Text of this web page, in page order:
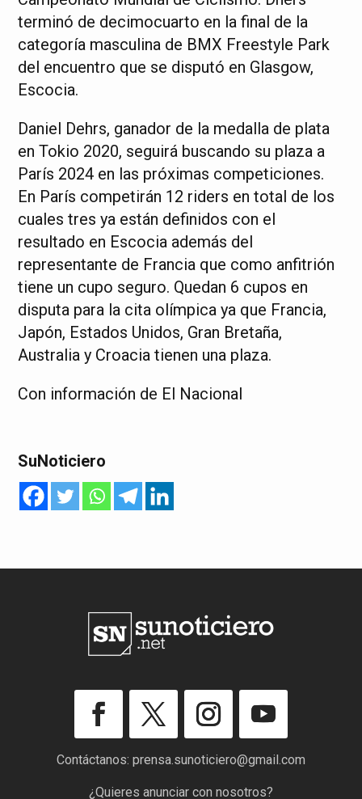
terminó de decimocuarto en la final de la
categoría masculina de BMX Freestyle Park
del encuentro que se disputó en Glasgow,
Escocia.
Daniel Dehrs, ganador de la medalla de plata
en Tokio 2020, seguirá buscando su plaza a
París 2024 en las próximas competiciones.
En París competirán 12 riders en total de los
cuales tres ya están definidos con el
resultado en Escocia además del
representante de Francia que como anfitrión
tiene un cupo seguro. Quedan 6 cupos en
disputa para la cita olímpica ya que Francia,
Japón, Estados Unidos, Gran Bretaña,
Australia y Croacia tienen una plaza.
Con información de El Nacional
SuNoticiero
Contáctanos: prensa.sunoticiero@gmail.com
¿Quieres anunciar con nosotros?